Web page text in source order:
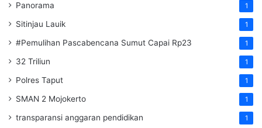
Panorama 1
Sitinjau Lauik 1
#Pemulihan Pascabencana Sumut Capai Rp23 1
32 Triliun 1
Polres Taput 1
SMAN 2 Mojokerto 1
transparansi anggaran pendidikan 1